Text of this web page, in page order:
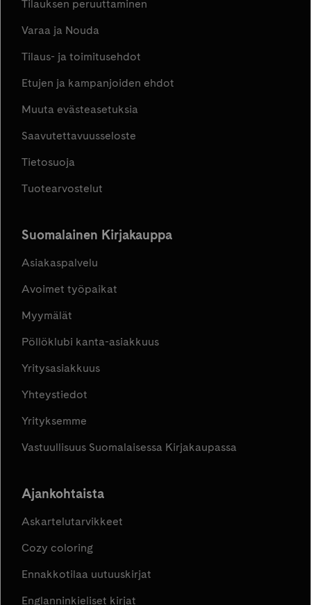
Tilauksen peruuttaminen
Varaa ja Nouda
Tilaus- ja toimitusehdot
Etujen ja kampanjoiden ehdot
Muuta evästeasetuksia
Saavutettavuusseloste
Tietosuoja
Tuotearvostelut
Suomalainen Kirjakauppa
Asiakaspalvelu
Avoimet työpaikat
Myymälät
Pöllöklubi kanta-asiakkuus
Yritysasiakkuus
Yhteystiedot
Yrityksemme
Vastuullisuus Suomalaisessa Kirjakaupassa
Ajankohtaista
Askartelutarvikkeet
Cozy coloring
Ennakkotilaa uutuuskirjat
Englanninkieliset kirjat